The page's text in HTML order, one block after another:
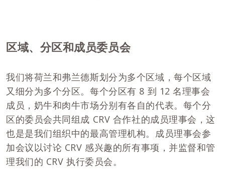
区域、分区和成员委员会
我们将荷兰和弗兰德斯划分为多个区域，每个区域
又细分为多个分区。每个分区有 8 到 12 名理事会
成员，奶牛和肉牛市场分别有各自的代表。每个分
区的委员会共同组成 CRV 合作社的成员理事会，这
也是是我们组织中的最高管理机构。成员理事会参
加会议以讨论 CRV 感兴趣的所有事项，并监督和管
理我们的 CRV 执行委员会。